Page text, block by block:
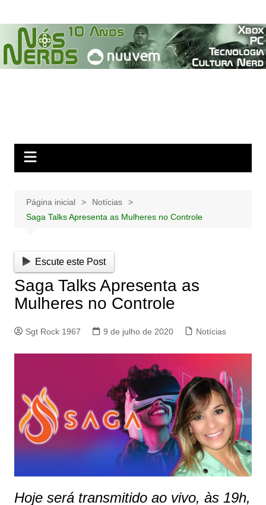
para
conteúdo
Página inicial
Notícias
Saga Talks Apresenta as Mulheres no Controle
Escute este Post
Saga Talks Apresenta as
Mulheres no Controle
Sgt Rock 1967 9 de julho de 2020 Notícias
Hoje será transmitido ao vivo, às 19h,